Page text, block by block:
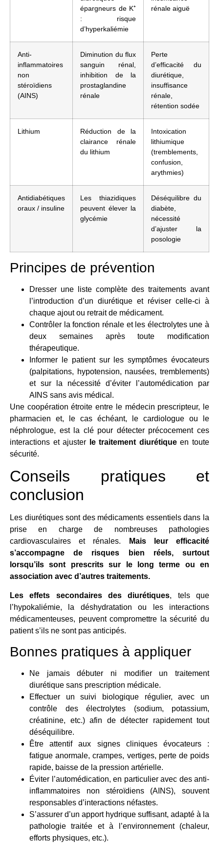
épargneurs de K⁺
: risque
d’hyperkaliémie
rénale aiguë
Anti-
inflammatoires
non
stéroïdiens
(AINS)
Diminution du flux
sanguin rénal,
inhibition de la
prostaglandine
rénale
Perte
d’efficacité du
diurétique,
insuffisance
rénale,
rétention sodée
Lithium
Réduction de la
clairance rénale
du lithium
Intoxication
lithiumique
(tremblements,
confusion,
arythmies)
Antidiabétiques
oraux / insuline
Les thiazidiques
peuvent élever la
glycémie
Déséquilibre du
diabète,
nécessité
d’ajuster la
posologie
Principes de prévention
Dresser une liste complète des traitements avant
l’introduction d’un diurétique et réviser celle-ci à
chaque ajout ou retrait de médicament.
Contrôler la fonction rénale et les électrolytes une à
deux semaines après toute modification
thérapeutique.
Informer le patient sur les symptômes évocateurs
(palpitations, hypotension, nausées, tremblements)
et sur la nécessité d’éviter l’automédication par
AINS sans avis médical.
Une coopération étroite entre le médecin prescripteur, le
pharmacien et, le cas échéant, le cardiologue ou le
néphrologue, est la clé pour détecter précocement ces
interactions et ajuster
le traitement diurétiqueen toute
sécurité.
Conseils pratiques et
conclusion
Les diurétiques sont des médicaments essentiels dans la
prise en charge de nombreuses pathologies
cardiovasculaires et rénales. Mais leur efficacité
s’accompagne de risques bien réels, surtout
lorsqu’ils sont prescrits sur le long terme ou en
association avec d’autres traitements.
Les effets secondaires des diurétiques, tels que
l’hypokaliémie, la déshydratation ou les interactions
médicamenteuses, peuvent compromettre la sécurité du
patient s’ils ne sont pas anticipés.
Bonnes pratiques à appliquer
Ne jamais débuter ni modifier un traitement
diurétique sans prescription médicale.
Effectuer un suivi biologique régulier, avec un
contrôle des électrolytes (sodium, potassium,
créatinine, etc.) afin de détecter rapidement tout
déséquilibre.
Être attentif aux signes cliniques évocateurs :
fatigue anormale, crampes, vertiges, perte de poids
rapide, baisse de la pression artérielle.
Éviter l’automédication, en particulier avec des anti-
inflammatoires non stéroïdiens (AINS), souvent
responsables d’interactions néfastes.
S’assurer d’un apport hydrique suffisant, adapté à la
pathologie traitée et à l’environnement (chaleur,
efforts physiques, etc.).